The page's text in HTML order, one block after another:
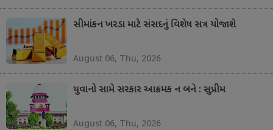
સીમાંકન ખરડા માટે સંસદનું વિશેષ સત્ર યોજાશે
August 06, Thu, 2026
યુવાનો સામે સરકાર આક્રમક ન બને : સુપ્રીમ
August 06, Thu, 2026